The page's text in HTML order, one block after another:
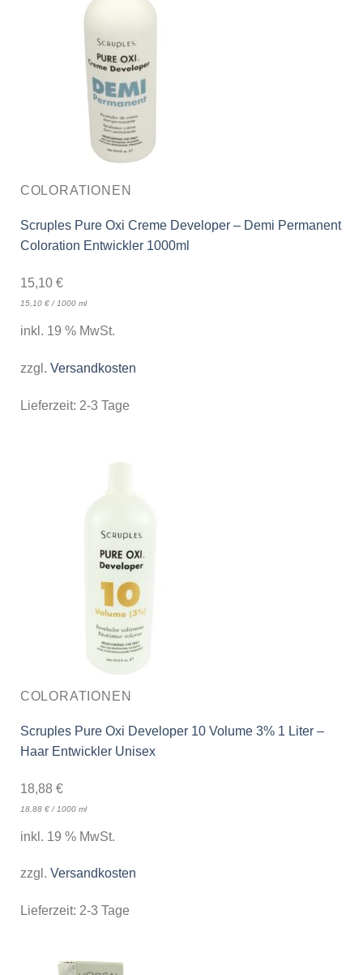
COLORATIONEN
Scruples Pure Oxi Creme Developer – Demi Permanent
Coloration Entwickler 1000ml
15,10 €
15,10 €/ 1000 ml
inkl. 19 % MwSt.
zzgl. Versandkosten
Lieferzeit: 2-3 Tage
COLORATIONEN
Scruples Pure Oxi Developer 10 Volume 3% 1 Liter –
Haar Entwickler Unisex
18,88 €
18,88 €/ 1000 ml
inkl. 19 % MwSt.
zzgl. Versandkosten
Lieferzeit: 2-3 Tage